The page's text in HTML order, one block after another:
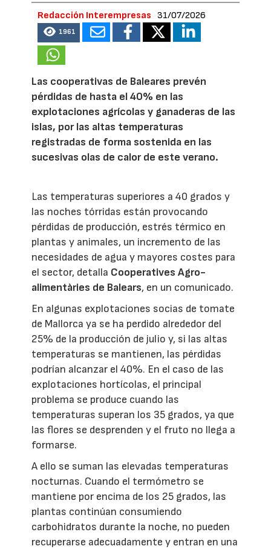
Redacción Interempresas 31/07/2026
1961
Las cooperativas de Baleares prevén
pérdidas de hasta el 40% en las
explotaciones agrícolas y ganaderas de las
islas, por las altas temperaturas
registradas de forma sostenida en las
sucesivas olas de calor de este verano.
Las temperaturas superiores a 40 grados y
las noches tórridas están provocando
pérdidas de producción, estrés térmico en
plantas y animales, un incremento de las
necesidades de agua y mayores costes para
el sector, detalla Cooperatives Agro-
alimentàries de Balears, en un comunicado.
En algunas explotaciones socias de tomate
de Mallorca ya se ha perdido alrededor del
25% de la producción de julio y, si las altas
temperaturas se mantienen, las pérdidas
podrían alcanzar el 40%. En el caso de las
explotaciones hortícolas, el principal
problema se produce cuando las
temperaturas superan los 35 grados, ya que
las flores se desprenden y el fruto no llega a
formarse.
A ello se suman las elevadas temperaturas
nocturnas. Cuando el termómetro se
mantiene por encima de los 25 grados, las
plantas continúan consumiendo
carbohidratos durante la noche, no pueden
recuperarse adecuadamente y entran en una